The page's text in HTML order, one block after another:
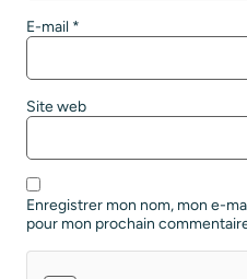
E-mail *
Site web
Enregistrer mon nom, mon e-
pour mon prochain